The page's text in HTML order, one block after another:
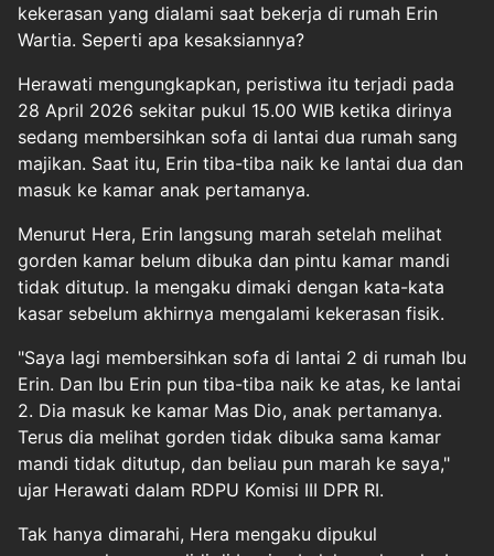
kekerasan yang dialami saat bekerja di rumah Erin
Wartia. Seperti apa kesaksiannya?
Herawati mengungkapkan, peristiwa itu terjadi pada
28 April 2026 sekitar pukul 15.00 WIB ketika dirinya
sedang membersihkan sofa di lantai dua rumah sang
majikan. Saat itu, Erin tiba-tiba naik ke lantai dua dan
masuk ke kamar anak pertamanya.
Menurut Hera, Erin langsung marah setelah melihat
gorden kamar belum dibuka dan pintu kamar mandi
tidak ditutup. Ia mengaku dimaki dengan kata-kata
kasar sebelum akhirnya mengalami kekerasan fisik.
"Saya lagi membersihkan sofa di lantai 2 di rumah Ibu
Erin. Dan Ibu Erin pun tiba-tiba naik ke atas, ke lantai
2. Dia masuk ke kamar Mas Dio, anak pertamanya.
Terus dia melihat gorden tidak dibuka sama kamar
mandi tidak ditutup, dan beliau pun marah ke saya,"
ujar Herawati dalam RDPU Komisi III DPR RI.
Tak hanya dimarahi, Hera mengaku dipukul